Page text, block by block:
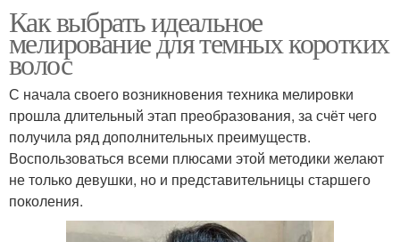
Как выбрать идеальное
мелирование для темных коротких
волос
С начала своего возникновения техника мелировки
прошла длительный этап преобразования, за счёт чего
получила ряд дополнительных преимуществ.
Воспользоваться всеми плюсами этой методики желают
не только девушки, но и представительницы старшего
поколения.